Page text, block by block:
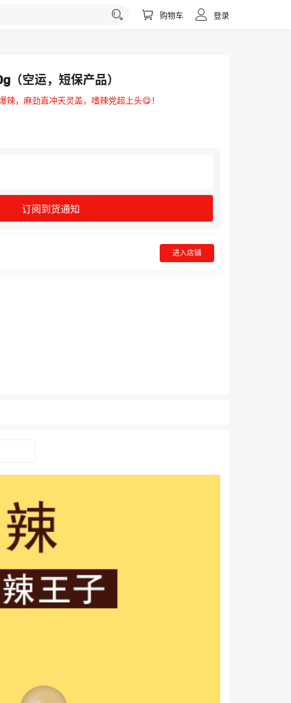
购物车 登录
（空运，短保产品）
，麻劲直冲天灵盖，嗜辣党超上头😋！
订阅到货通知
进入店铺